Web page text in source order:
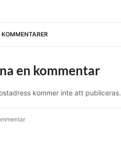
en kommentar
kommer inte att publiceras.